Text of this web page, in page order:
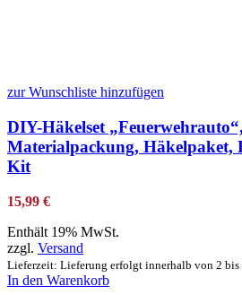
zur Wunschliste hinzufügen
DIY-Häkelset
Materialpackung, Häkelpaket,
Kit
15,99 €
Enthält 19% MwSt.
zzgl. Versand
Lieferzeit: Lieferung erfolgt innerhalb von 2 bis
In den Warenkorb